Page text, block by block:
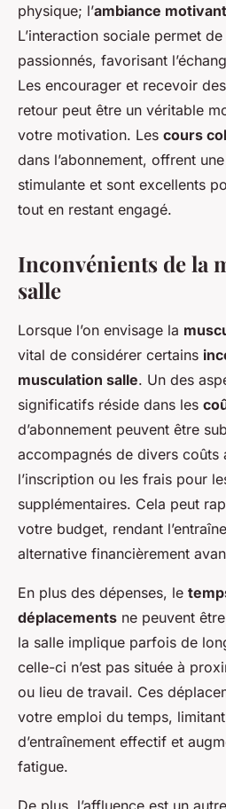
physique; l’ambiance
L’interaction sociale permet
passionnés, favorisant
Les encourager et recevoir
retour peut être un véritable
votre motivation. Les cours
dans l’abonnement, offrent
stimulante et sont excellents
tout en restant engagé.
Inconvénients de la
salle
Lorsque l’on envisage la
vital de considérer certains
musculation salle. Un des
significatifs réside dans les
d’abonnement peuvent être
accompagnés de divers coûts
l’inscription ou les frais pour
supplémentaires. Cela peut
votre budget, rendant
alternative financièrement
En plus des dépenses, le
déplacements ne peuvent
la salle implique parfois de
celle-ci n’est pas située à
ou lieu de travail. Ces
votre emploi du temps,
d’entraînement effectif et
fatigue.